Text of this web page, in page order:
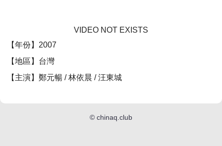
VIDEO NOT EXISTS
【年份】2007
【地區】台灣
【主演】鄭元暢 / 林依晨 / 汪東城
© chinaq.club